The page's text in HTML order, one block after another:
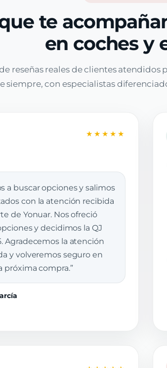
te
en coches y
reseñas reales de clientes
siempre, con especialistas
★★★★★
a buscar opciones y salimos
con la atención recibida
de Yonuar. Nos ofreció
y decidimos la QJ
Agradecemos la atención
y volveremos seguro en
próxima compra.”